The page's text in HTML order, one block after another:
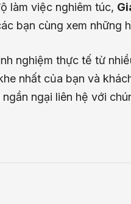
làm việc nghiêm túc,
bạn cùng xem những
nghiệm thực tế từ
nhất của bạn và
ngại liên hệ với